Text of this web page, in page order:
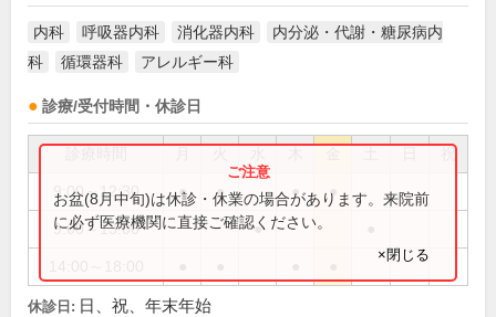
内科 呼吸器内科 消化器内科
内分泌・代謝・糖尿病内
科
循環器科 アレルギー科
診療/受付時間・休診日
祝
9:00～12:30 ● ● ● ●
9:00～13:00 ●
お盆(8月中旬)は休診・休業の場合があります。来院前
に必ず医療機関に直接ご確認ください。
×閉じる
休診日: 日、祝、年末年始